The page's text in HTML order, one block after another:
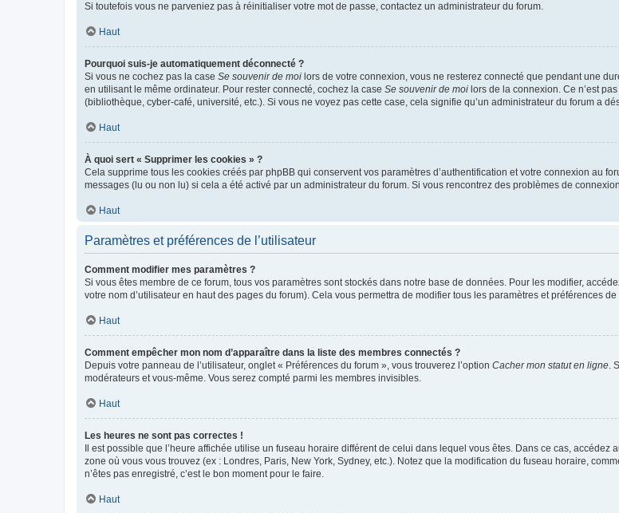
Si toutefois vous ne parveniez pas à réinitialiser votre mot de passe, contactez un administrateur du forum.
Haut
Pourquoi suis-je automatiquement déconnecté ?
Si vous ne cochez pas la case Se souvenir de moi lors de votre connexion, vous ne resterez connecté que pendant une
en utilisant le même ordinateur. Pour rester connecté, cochez la case Se souvenir de moi lors de la connexion. Ce n’est
(bibliothèque, cyber-café, université, etc.). Si vous ne voyez pas cette case, cela signifie qu’un administrateur du forum a
Haut
À quoi sert « Supprimer les cookies » ?
Cela supprime tous les cookies créés par phpBB qui conservent vos paramètres d’authentification et votre connexion au
messages (lu ou non lu) si cela a été activé par un administrateur du forum. Si vous rencontrez des problèmes de
Haut
Paramètres et préférences de l’utilisateur
Comment modifier mes paramètres ?
Si vous êtes membre de ce forum, tous vos paramètres sont stockés dans notre base de données. Pour les modifier,
votre nom d’utilisateur en haut des pages du forum). Cela vous permettra de modifier tous les paramètres et préférences
Haut
Comment empêcher mon nom d’apparaître dans la liste des membres connectés ?
Depuis votre panneau de l’utilisateur, onglet « Préférences du forum », vous trouverez l’option Cacher mon statut en ligne.
modérateurs et vous-même. Vous serez compté parmi les membres invisibles.
Haut
Les heures ne sont pas correctes !
Il est possible que l’heure affichée utilise un fuseau horaire différent de celui dans lequel vous êtes. Dans ce cas, accédez
zone où vous vous trouvez (ex : Londres, Paris, New York, Sydney, etc.). Notez que la modification du fuseau horaire,
n’êtes pas enregistré, c’est le bon moment pour le faire.
Haut